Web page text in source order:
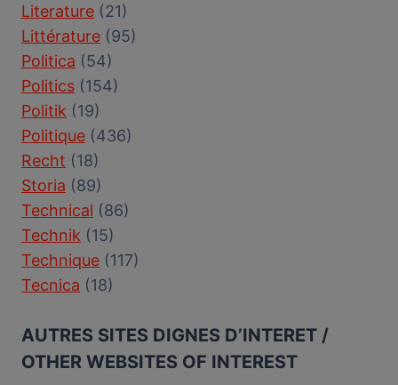
Literature (21)
Littérature (95)
Politica (54)
Politics (154)
Politik (19)
Politique (436)
Recht (18)
Storia (89)
Technical (86)
Technik (15)
Technique (117)
Tecnica (18)
AUTRES SITES DIGNES D’INTERET /
OTHER WEBSITES OF INTEREST